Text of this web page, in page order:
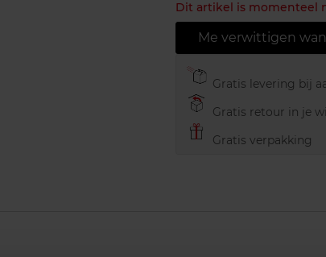
Dit artikel is momenteel
Me verwittigen
Gratis levering bij
Gratis retour in je
Gratis verpakking